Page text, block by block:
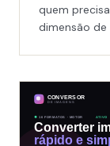
quem
dimensão de